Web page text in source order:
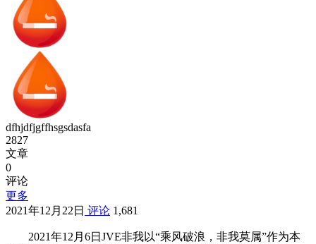
dfhjdfjgffhsgsdasfa
2827
文章
0
评论
更多
2021年12月22日 评论 1,681
2021年12月6日JVE非我以“乘风破浪，非我莫属”作为本